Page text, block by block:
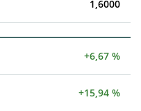
1,6000
+6,67 %
+15,94 %